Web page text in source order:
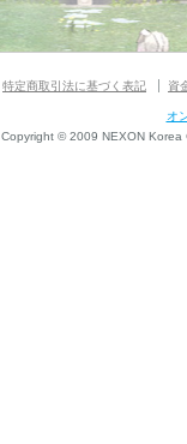
特定商取引法に基づく表記 資
オ
Copyright © 2009 NEXON Korea